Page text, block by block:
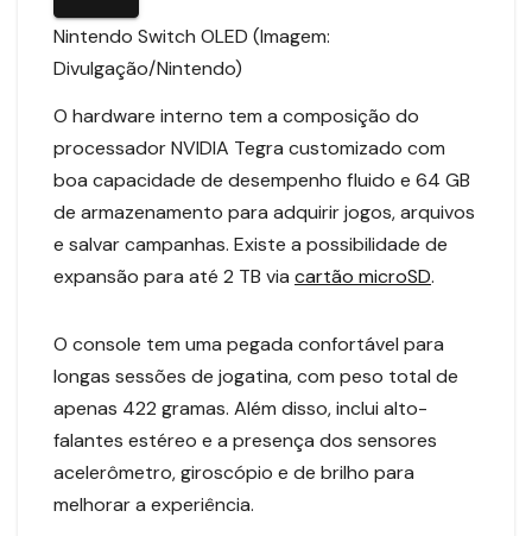
Nintendo Switch OLED (Imagem:
Divulgação/Nintendo)
O hardware interno tem a composição do
processador NVIDIA Tegra customizado com
boa capacidade de desempenho fluido e 64 GB
de armazenamento para adquirir jogos, arquivos
e salvar campanhas. Existe a possibilidade de
expansão para até 2 TB via cartão microSD.
O console tem uma pegada confortável para
longas sessões de jogatina, com peso total de
apenas 422 gramas. Além disso, inclui alto-
falantes estéreo e a presença dos sensores
acelerômetro, giroscópio e de brilho para
melhorar a experiência.